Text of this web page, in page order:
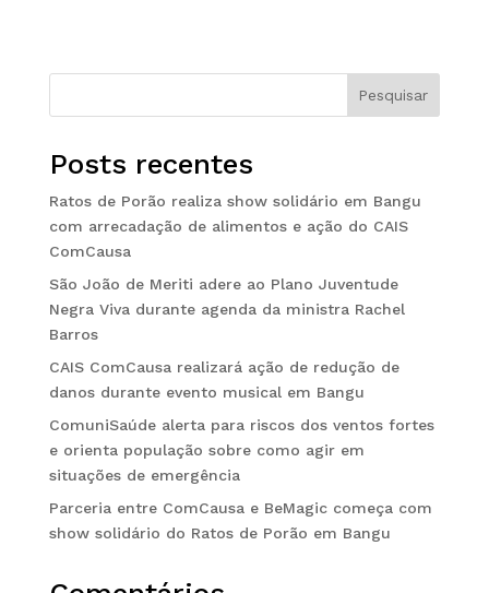
Pesquisar
Posts recentes
Ratos de Porão realiza show solidário em Bangu
com arrecadação de alimentos e ação do CAIS
ComCausa
São João de Meriti adere ao Plano Juventude
Negra Viva durante agenda da ministra Rachel
Barros
CAIS ComCausa realizará ação de redução de
danos durante evento musical em Bangu
ComuniSaúde alerta para riscos dos ventos fortes
e orienta população sobre como agir em
situações de emergência
Parceria entre ComCausa e BeMagic começa com
show solidário do Ratos de Porão em Bangu